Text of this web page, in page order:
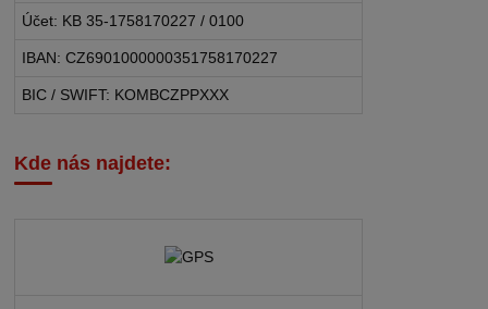
Účet: KB 35-1758170227 / 0100
IBAN: CZ6901000000351758170227
BIC / SWIFT: KOMBCZPPXXX
Kde nás najdete: